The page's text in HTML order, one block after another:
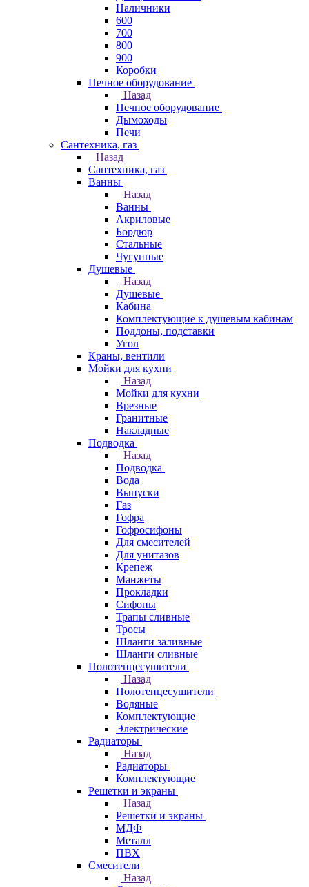
Наличники
600
700
800
900
Коробки
Печное оборудование
Назад
Печное оборудование
Дымоходы
Печи
Сантехника, газ
Назад
Сантехника, газ
Ванны
Назад
Ванны
Акриловые
Бордюр
Стальные
Чугунные
Душевые
Назад
Душевые
Кабина
Комплектующие к душевым кабинам
Поддоны, подставки
Угол
Краны, вентили
Мойки для кухни
Назад
Мойки для кухни
Врезные
Гранитные
Накладные
Подводка
Назад
Подводка
Вода
Выпуски
Газ
Гофра
Гофросифоны
Для смесителей
Для унитазов
Крепеж
Манжеты
Прокладки
Сифоны
Трапы сливные
Тросы
Шланги заливные
Шланги сливные
Полотенцесушители
Назад
Полотенцесушители
Водяные
Комплектующие
Электрические
Радиаторы
Назад
Радиаторы
Комплектующие
Решетки и экраны
Назад
Решетки и экраны
МДФ
Металл
ПВХ
Смесители
Назад